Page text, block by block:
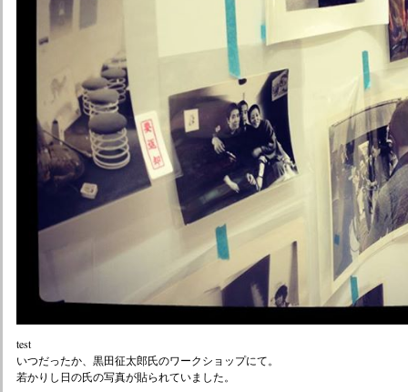
test
いつだったか、黒田征太郎氏のワークショップにて。
若かりし日の氏の写真が貼られていました。